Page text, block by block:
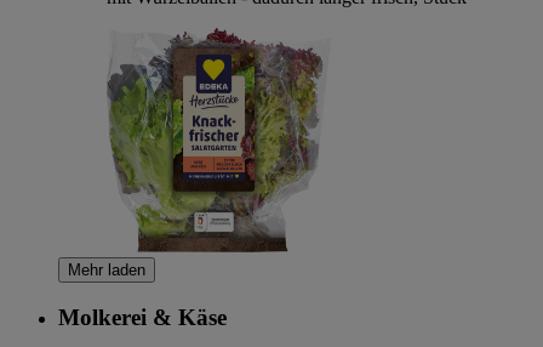
Mehr laden
Molkerei & Käse